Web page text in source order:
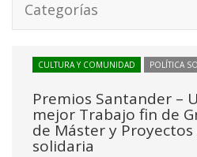
Categorías
CULTURA Y COMUNIDAD POLÍTICA
Premios Santander –
mejor Trabajo fin de
de Máster y
solidaria